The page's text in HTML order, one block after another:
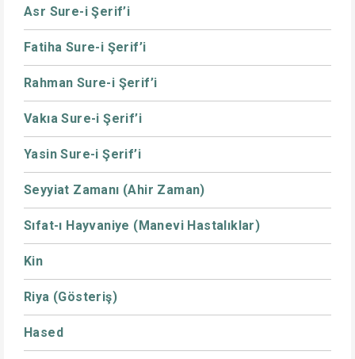
Asr Sure-i Şerif’i
Fatiha Sure-i Şerif’i
Rahman Sure-i Şerif’i
Vakıa Sure-i Şerif’i
Yasin Sure-i Şerif’i
Seyyiat Zamanı (Ahir Zaman)
Sıfat-ı Hayvaniye (Manevi Hastalıklar)
Kin
Riya (Gösteriş)
Hased